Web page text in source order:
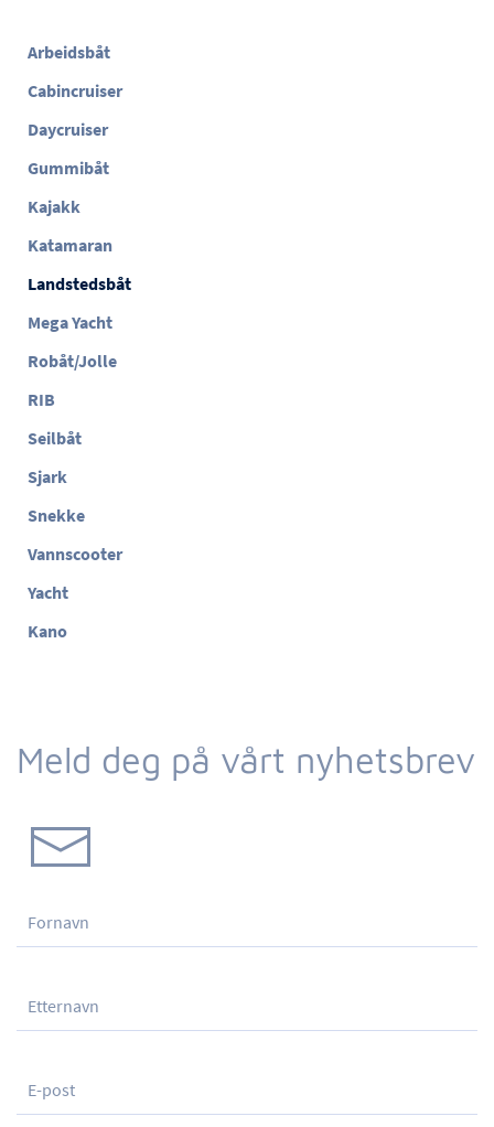
Arbeidsbåt
Cabincruiser
Daycruiser
Gummibåt
Kajakk
Katamaran
Landstedsbåt
Mega Yacht
Robåt/Jolle
RIB
Seilbåt
Sjark
Snekke
Vannscooter
Yacht
Kano
Meld deg på vårt nyhetsbrev